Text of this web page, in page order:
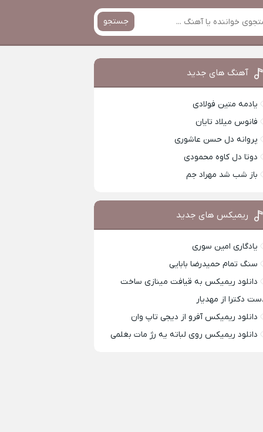
جستجو
آهنگ های جدید
یادمه متین فولادی
فانوس میلاد تایان
پروانه دل حسن عاشوری
دوتا دل کاوه محمودی
باز شب شد مهراد جم
ریمیکس های جدید
یادگاری امین سوری
سنگ تمام حمیدرضا بابایی
دانلود ریمیکس به قیافت مینازی ساخت
دکترا از مهدیار
دانلود ریمیکس آفرو از ديجی تاپ وان
دانلود ریمیکس روی لباته یه رژ مات بغلمی